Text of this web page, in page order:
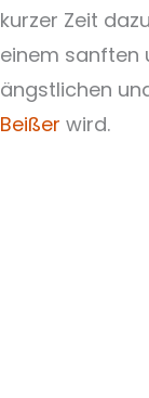
kurzer Zeit
einem sanften
ängstlichen
Beißer wird.